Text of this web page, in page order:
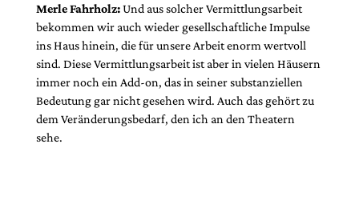
Merle Fahrholz:Und aus solcher Vermittlungsarbeit
bekommen wir auch wieder gesellschaftliche Impulse
ins Haus hinein, die für unsere Arbeit enorm wertvoll
sind. Diese Vermittlungsarbeit ist aber in vielen Häusern
immer noch ein Add-on, das in seiner substanziellen
Bedeutung gar nicht gesehen wird. Auch das gehört zu
dem Veränderungsbedarf, den ich an den Theatern
sehe.